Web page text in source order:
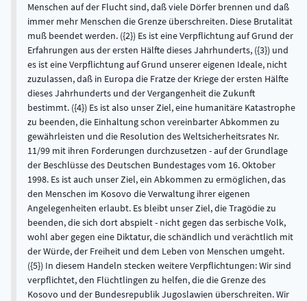
Menschen auf der Flucht sind, daß viele Dörfer brennen und daß
immer mehr Menschen die Grenze überschreiten. Diese Brutalität
muß beendet werden. ({2}) Es ist eine Verpflichtung auf Grund der
Erfahrungen aus der ersten Hälfte dieses Jahrhunderts, ({3}) und
es ist eine Verpflichtung auf Grund unserer eigenen Ideale, nicht
zuzulassen, daß in Europa die Fratze der Kriege der ersten Hälfte
dieses Jahrhunderts und der Vergangenheit die Zukunft
bestimmt. ({4}) Es ist also unser Ziel, eine humanitäre Katastrophe
zu beenden, die Einhaltung schon vereinbarter Abkommen zu
gewährleisten und die Resolution des Weltsicherheitsrates Nr.
11/99 mit ihren Forderungen durchzusetzen - auf der Grundlage
der Beschlüsse des Deutschen Bundestages vom 16. Oktober
1998. Es ist auch unser Ziel, ein Abkommen zu ermöglichen, das
den Menschen im Kosovo die Verwaltung ihrer eigenen
Angelegenheiten erlaubt. Es bleibt unser Ziel, die Tragödie zu
beenden, die sich dort abspielt - nicht gegen das serbische Volk,
wohl aber gegen eine Diktatur, die schändlich und verächtlich mit
der Würde, der Freiheit und dem Leben von Menschen umgeht.
({5}) In diesem Handeln stecken weitere Verpflichtungen: Wir sind
verpflichtet, den Flüchtlingen zu helfen, die die Grenze des
Kosovo und der Bundesrepublik Jugoslawien überschreiten. Wir